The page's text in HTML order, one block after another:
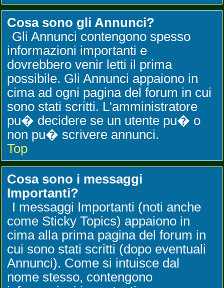
Cosa sono gli Annunci?
Gli Annunci contengono spesso
informazioni importanti e
dovrebbero venir letti il prima
possibile. Gli Annunci appaiono in
cima ad ogni pagina del forum in cui
sono stati scritti. L'amministratore
pu� decidere se un utente pu� o
non pu� scrivere annunci.
Top
Cosa sono i messaggi
Importanti?
I messaggi Importanti (noti anche
come Sticky Topics) appaiono in
cima alla prima pagina del forum in
cui sono stati scritti (dopo eventuali
Annunci). Come si intuisce dal
nome stesso, contengono